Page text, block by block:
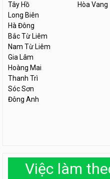
Tây Hồ
Long Biên
Hà Đông
Bắc Từ Liêm
Nam Từ Liêm
Gia Lâm
Hoàng Mai
Thanh Trì
Sóc Sơn
Đông Anh
Hòa Vang
Việc làm